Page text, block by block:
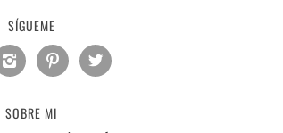
SÍGUEME
  
SOBRE MI